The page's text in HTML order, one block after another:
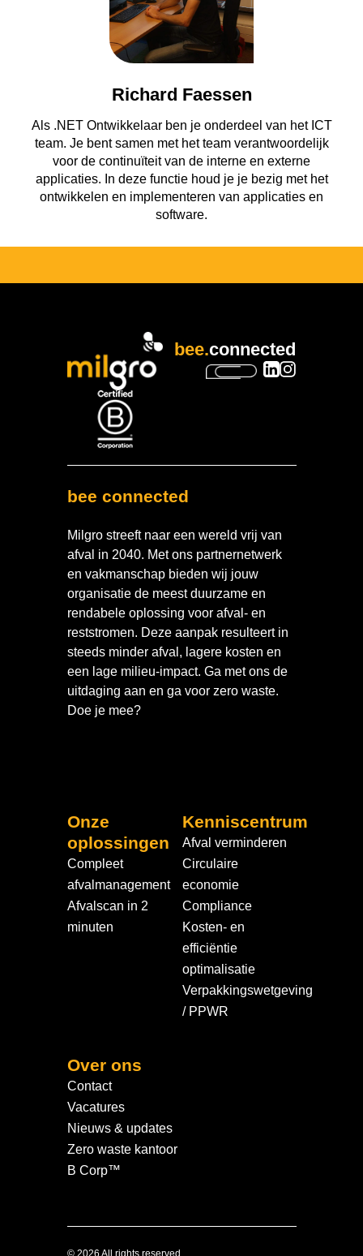
Richard Faessen
Als .NET Ontwikkelaar ben je onderdeel van het ICT
team. Je bent samen met het team verantwoordelijk
voor de continuïteit van de interne en externe
applicaties. In deze functie houd je je bezig met het
ontwikkelen en implementeren van applicaties en
software.
bee.connected
bee connected
Milgro streeft naar een wereld vrij van
afval in 2040. Met ons partnernetwerk
en vakmanschap bieden wij jouw
organisatie de meest duurzame en
rendabele oplossing voor afval- en
reststromen. Deze aanpak resulteert in
steeds minder afval, lagere kosten en
een lage milieu-impact. Ga met ons de
uitdaging aan en ga voor zero waste.
Doe je mee?
Onze
oplossingen
Compleet
afvalmanagement
Afvalscan in 2
minuten
Kenniscentrum
Afval verminderen
Circulaire
economie
Compliance
Kosten- en
efficiëntie
optimalisatie
Verpakkingswetgeving
/ PPWR
Over ons
Contact
Vacatures
Nieuws & updates
Zero waste kantoor
B Corp™